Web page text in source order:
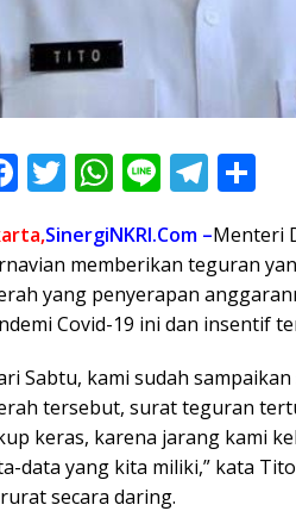
F
e
b
o
o
k
T
itt
er
W
at
s
A
p
p
Li
e
T
e
gr
a
m
ar
e
SinergiNKRI.Com –Menteri
memberikan teguran
yang penyerapan
Covid-19 ini dan insentif
Sabtu, kami sudah
tersebut, surat teguran
keras, karena jarang kami
data yang kita miliki,” kata
secara daring.